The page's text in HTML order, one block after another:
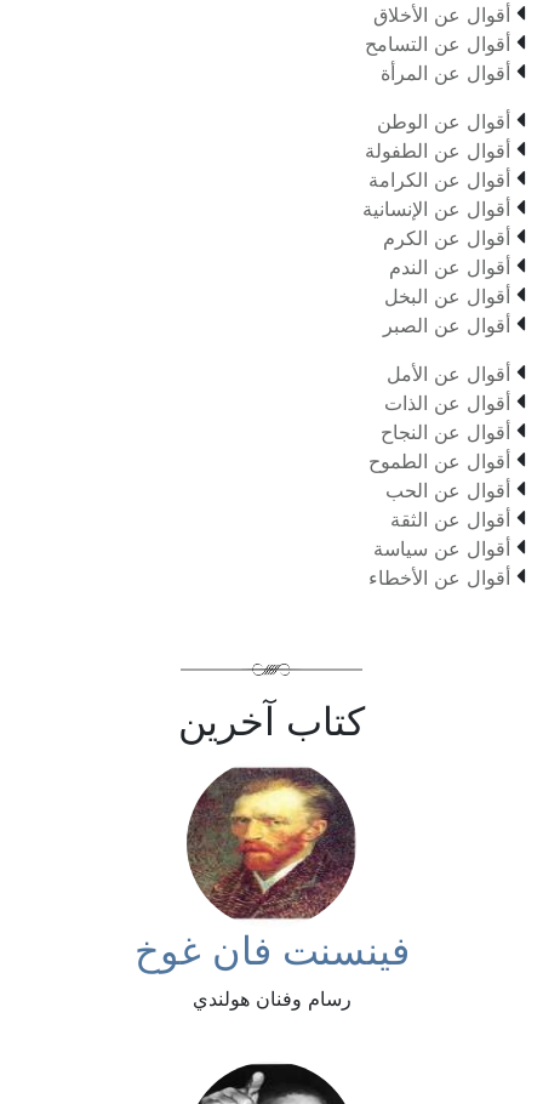
 أقوال عن الأخلاق
 أقوال عن التسامح
 أقوال عن المرأة
 أقوال عن الوطن
 أقوال عن الطفولة
 أقوال عن الكرامة
 أقوال عن الإنسانية
 أقوال عن الكرم
 أقوال عن الندم
 أقوال عن البخل
 أقوال عن الصبر
 أقوال عن الأمل
 أقوال عن الذات
 أقوال عن النجاح
 أقوال عن الطموح
 أقوال عن الحب
 أقوال عن الثقة
 أقوال عن سياسة
 أقوال عن الأخطاء
كتاب آخرين
فينسنت فان غوخ
رسام وفنان هولندي